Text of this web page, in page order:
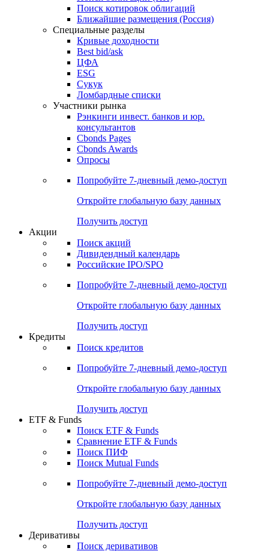
Облигации
Поиски
Поиск облигаций & Карты рынка
Поиск облигаций (ИИ)
Поиск котировок облигаций
Ближайшие размещения (Россия)
Специальные разделы
Кривые доходности
Best bid/ask
ЦФА
ESG
Сукук
Ломбардные списки
Участники рынка
Рэнкинги инвест. банков и юр.
Cbonds Pages
Опросы
Попробуйте7-дневный
Откройте глобальную базу данных
Получить доступ
Поиск акций
Российские IPO/SPO
Попробуйте7-дневный
Откройте глобальную базу данных
Получить доступ
Поиск кредитов
Попробуйте7-дневный
Откройте глобальную базу данных
Получить доступ
ETF & Funds
Сравнение ETF & Funds
Поиск Mutual Funds
Попробуйте7-дневный
Откройте глобальную базу данных